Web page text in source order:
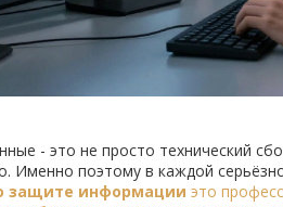
- это не просто технический
Именно поэтому в каждой
защите информации это